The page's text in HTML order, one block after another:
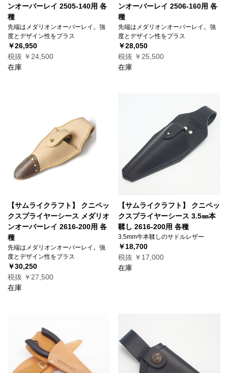
ンオーバーレイ 2505-140用 各
種
先端はメダリオンオーバーレイ。強
度とデザイン性をプラス
￥26,950
税抜 ￥24,500
在庫
ンオーバーレイ 2506-160用 各
種
先端はメダリオンオーバーレイ。強
度とデザイン性をプラス
￥28,050
税抜 ￥25,500
在庫
【サムライクラフト】 クニペッ
クスプライヤーシース メダリオ
ンオーバーレイ 2616-200用 各
種
先端はメダリオンオーバーレイ。強
度とデザイン性をプラス
￥30,250
税抜 ￥27,500
在庫
【サムライクラフト】 クニペッ
クスプライヤーシース 3.5㎜本
鞣し 2616-200用 各種
3.5mm牛本鞣しのサドルレザー
￥18,700
税抜 ￥17,000
在庫